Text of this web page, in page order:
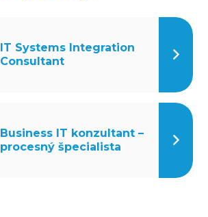
IT Systems Integration
Consultant
Business IT konzultant –
procesný špecialista